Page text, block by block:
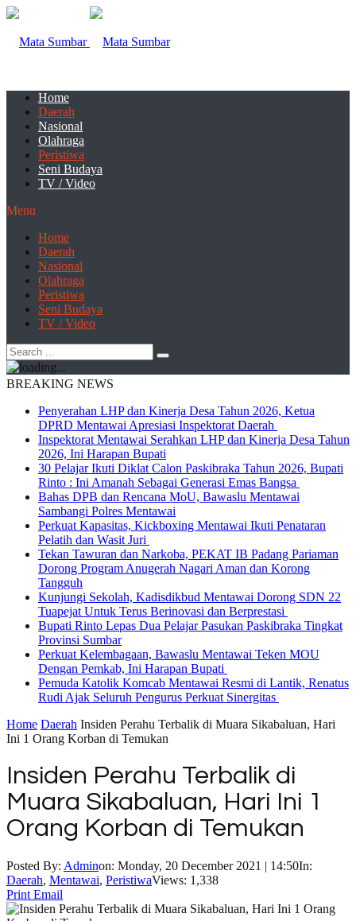
Home
Daerah
Nasional
Olahraga
Peristiwa
Seni Budaya
TV / Video
Menu
Home
Daerah
Nasional
Olahraga
Peristiwa
Seni Budaya
TV / Video
BREAKING NEWS
Penyerahan LHP dan Kinerja Desa Tahun 2026, Ketua
DPRD Mentawai Apresiasi Inspektorat Daerah
Inspektorat Mentawai Serahkan LHP dan Kinerja Desa Tahun
2026, Ini Harapan Bupati
30 Pelajar Ikuti Diklat Calon Paskibraka Tahun 2026, Bupati
Rinto : Ini Amanah Sebagai Generasi Emas Bangsa
Bahas DPB dan Rencana MoU, Bawaslu Mentawai
Sambangi Polres Mentawai
Perkuat Kapasitas, Kickboxing Mentawai Ikuti Penataran
Pelatih dan Wasit Juri
Tekan Tawuran dan Narkoba, PEKAT IB Padang Pariaman
Dorong Program Anugerah Nagari Aman dan Korong
Tangguh
Kunjungi Sekolah, Kadisdikbud Mentawai Dorong SDN 22
Tuapejat Untuk Terus Berinovasi dan Berprestasi
Bupati Rinto Lepas Dua Pelajar Pasukan Paskibraka Tingkat
Provinsi Sumbar
Perkuat Kelembagaan, Bawaslu Mentawai Teken MOU
Dengan Pemkab, Ini Harapan Bupati
Pemuda Katolik Komcab Mentawai Resmi di Lantik, Renatus
Rudi Ajak Seluruh Pengurus Perkuat Sinergitas
Home Daerah Insiden Perahu Terbalik di Muara Sikabaluan, Hari
Ini 1 Orang Korban di Temukan
Insiden Perahu Terbalik di
Muara Sikabaluan, Hari Ini 1
Orang Korban di Temukan
Posted By: Adminon: Monday, 20 December 2021 | 14:50In:
Daerah, Mentawai, PeristiwaViews: 1,338
Print Email